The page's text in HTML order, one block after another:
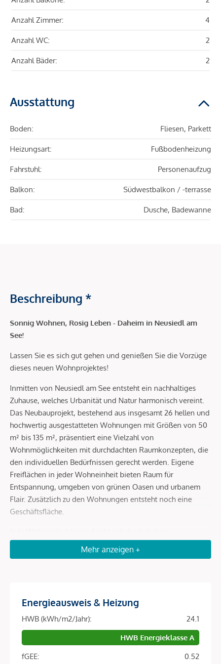
Anzahl Zimmer: 4
Anzahl WC: 2
Anzahl Bäder: 2
Ausstattung
Boden: Fliesen, Parkett
Heizungsart: Fußbodenheizung
Fahrstuhl: Personenaufzug
Balkon: Südwestbalkon / -terrasse
Bad: Dusche, Badewanne
Beschreibung *
Sonnig Wohnen, Rosig Leben - Daheim in Neusiedl am
See!
Lassen Sie es sich gut gehen und genießen Sie die Vorzüge
dieses neuen Wohnprojektes!
Inmitten von Neusiedl am See entsteht ein nachhaltiges
Zuhause, welches Urbanität und Natur harmonisch vereint.
Das Neubauprojekt, bestehend aus insgesamt 26 hellen und
hochwertig ausgestatteten Wohnungen mit Größen von 50
m² bis 135 m², präsentiert eine Vielzahl von
Wohnmöglichkeiten mit durchdachten Raumkonzepten, die
den individuellen Bedürfnissen gerecht werden. Eigene
Freiflächen in jeder Wohneinheit bieten Raum für
Entspannung, umgeben von grünen Oasen und urbanem
Flair. Zusätzlich zu den Wohnungen entsteht noch eine
Geschäftsfläche.
Raumkonzepten, hochwertigen Ausstattungen und eigenen
Freiflächen, die Ruhe und Erholung inmitten grüner Oasen
Durch die Integration einer Photovoltaik-Anlage am Dach
Zusätzlich garantiert das unabhängige Heiz- und
Mehr anzeigen +
Energieausweis & Heizung
HWB (kWh/m2/Jahr):
24.1
HWB Energieklasse A
fGEE:
0.52